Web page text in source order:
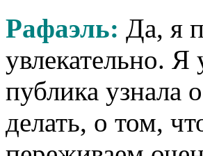
Рафаэль: Да, я
увлекательно. Я
публика узнала
делать, о том,